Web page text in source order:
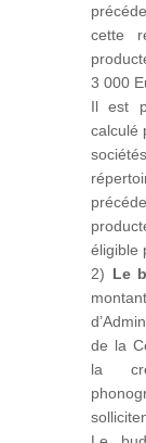
cette
3 000
Il est
calculé
sociétés
éligible
2) Le
de la
la